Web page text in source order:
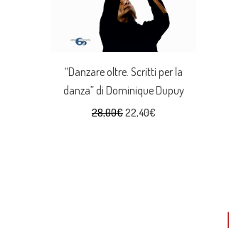
“Danzare oltre. Scritti per la
danza” di Dominique Dupuy
28,00€Il
22,40€